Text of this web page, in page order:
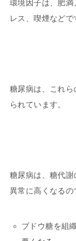
環境因子は、肥満
レス、喫煙などで
糖尿病は、これら
られています。
糖尿病は、糖代
異常に高くなるの
ブドウ糖を組